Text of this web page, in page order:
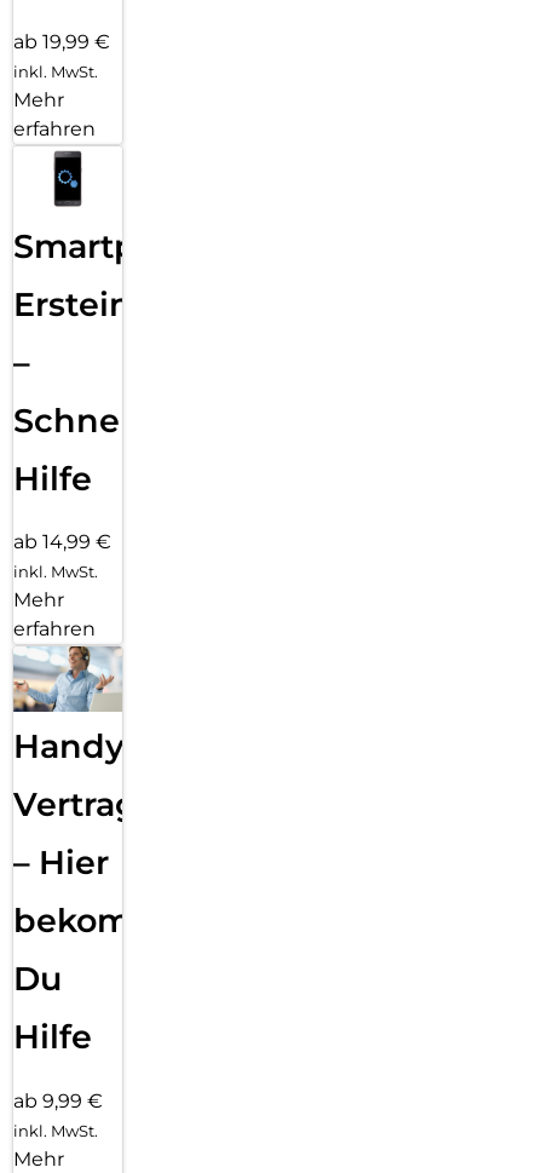
ab 19,99 €
inkl. MwSt.
Mehr
erfahren
Smartphone
Ersteinrichtung
–
Schnelle
Hilfe
ab 14,99 €
inkl. MwSt.
Mehr
erfahren
Handy
Vertragsabwicklung
– Hier
bekommst
Du
Hilfe
ab 9,99 €
inkl. MwSt.
Mehr